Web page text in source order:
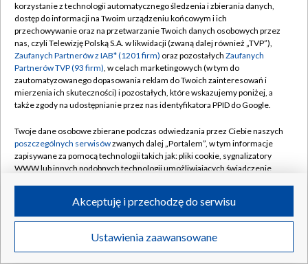
TVP
Abonament TVP
Emisja w TVP
Centrum informacji TVP
Naziemna Telewizja Cyfrowa
Rada Programowa
System NOS
Informacje o nadawcy
Program dla prasy
Ogłoszenie przetargowe
Regulamin TVP
Polityka prywatności
Moje zgody
Pomoc
Kontakt
Kanały
©2026 Telewizja Polska S.A. w likwidacji
korzystanie z technologii automatycznego śledzenia i zbierania danych,
dostęp do informacji na Twoim urządzeniu końcowym i ich
przechowywanie oraz na przetwarzanie Twoich danych osobowych przez
nas, czyli Telewizję Polską S.A. w likwidacji (zwaną dalej również „TVP”),
Zaufanych Partnerów z IAB* (1201 firm) oraz pozostałych Zaufanych
Partnerów TVP (93 firm), w celach marketingowych (w tym do
zautomatyzowanego dopasowania reklam do Twoich zainteresowań i
mierzenia ich skuteczności) i pozostałych, które wskazujemy poniżej, a
także zgody na udostępnianie przez nas identyfikatora PPID do Google.
Twoje dane osobowe zbierane podczas odwiedzania przez Ciebie naszych
poszczególnych serwisówzwanych dalej „Portalem”, w tym informacje
zapisywane za pomocą technologii takich jak: pliki cookie, sygnalizatory
WWW lub innych podobnych technologii umożliwiających świadczenie
ruchu w Internecie.
Twoje dane osobowe zbierane podczas odwiedzania przez Ciebie
poszczególnych serwisówna Portalu, takie jak adresy IP, identyfikatory
Ustawienia zaawansowane
Akceptuję i przechodzę do serwisu